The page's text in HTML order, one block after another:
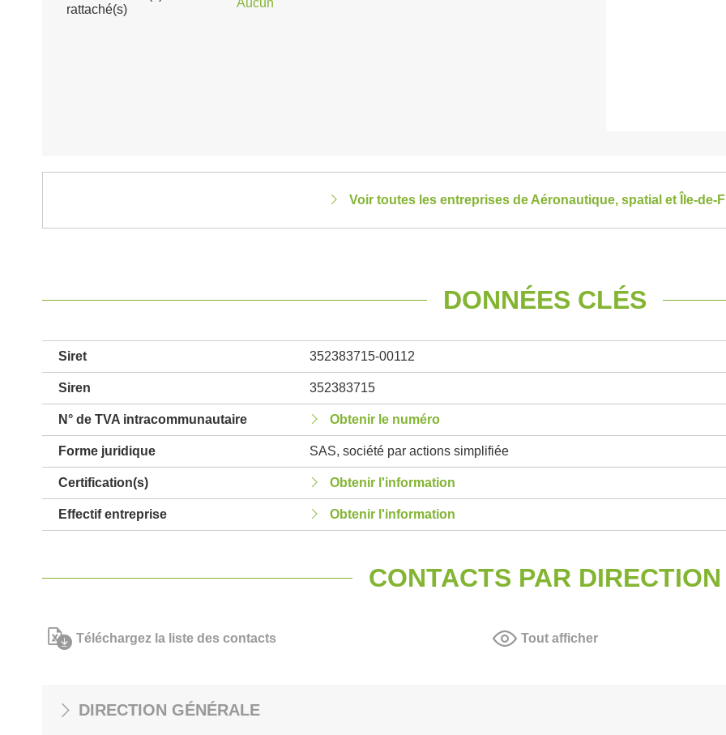
rattaché(s)
Aucun
Voir toutes les entreprises de Aéronautique, spatial et Île-de-
DONNÉES CLÉS
Siret 352383715-00112
Siren 352383715
N° de TVA intracommunautaire Obtenir le numéro
Forme juridique SAS, société par actions simplifiée
Certification(s) Obtenir l'information
Effectif entreprise Obtenir l'information
CONTACTS PAR DIRECTION
Téléchargez la liste des contacts Tout afficher
DIRECTION GÉNÉRALE